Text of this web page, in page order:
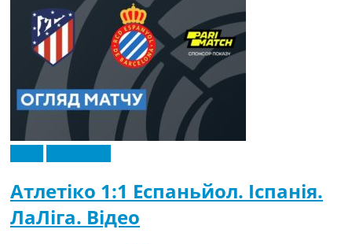
Атлетіко 1:1 Еспаньйол. Іспанія.
ЛаЛіга. Відео